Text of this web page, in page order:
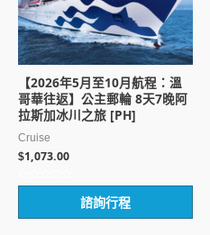
【2026年5月至10月航程：溫
哥華往返】公主郵輪 8天7晚阿
拉斯加冰川之旅 [PH]
Cruise
$1,073.00
評
滿
諮詢行程